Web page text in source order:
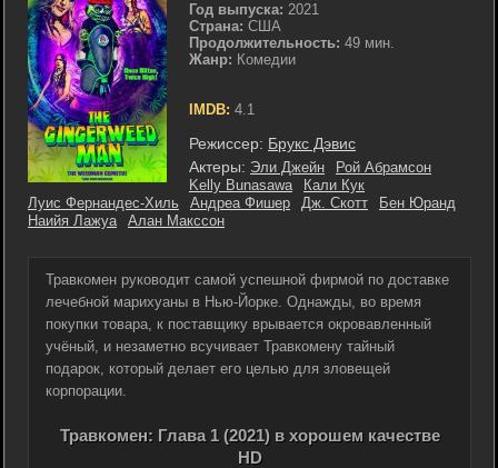
Год выпуска: 2021
Страна: США
Продолжительность: 49 мин.
Жанр: Комедии
IMDB: 4.1
Режиссер: Брукс Дэвис
Актеры: Эли Джейн
Рой Абрамсон
Kelly Bunasawa
Кали Кук
Луис Фернандес-Хиль
Андреа Фишер Дж. Скотт
Бен Юранд
Наийя Лажуа
Алан Макссон
Травкомен руководит самой успешной фирмой по доставке
лечебной марихуаны в Нью-Йорке. Однажды, во время
покупки товара, к поставщику врывается окровавленный
учёный, и незаметно всучивает Травкомену тайный
подарок, который делает его целью для зловещей
корпорации.
Травкомен: Глава 1 (2021) в хорошем качестве
HD